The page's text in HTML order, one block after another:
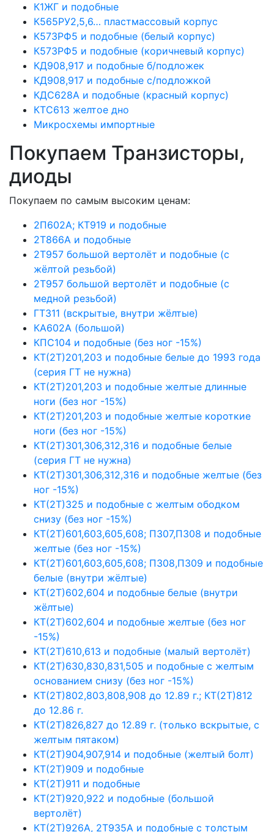
К1ЖГ и подобные
К565РУ2,5,6… пластмассовый корпус
К573РФ5 и подобные (белый корпус)
К573РФ5 и подобные (коричневый корпус)
КД908,917 и подобные б/подложек
КД908,917 и подобные с/подложкой
КДС628А и подобные (красный корпус)
КТС613 желтое дно
Микросхемы импортные
Покупаем Транзисторы,
диоды
Покупаем по самым высоким ценам:
2П602А; КТ919 и подобные
2Т866А и подобные
2Т957 большой вертолёт и подобные (с
жёлтой резьбой)
2Т957 большой вертолёт и подобные (с
медной резьбой)
ГТ311 (вскрытые, внутри жёлтые)
КА602А (большой)
КПС104 и подобные (без ног -15%)
КТ(2Т)201,203 и подобные белые до 1993 года
(серия ГТ не нужна)
КТ(2Т)201,203 и подобные желтые длинные
ноги (без ног -15%)
КТ(2Т)201,203 и подобные желтые короткие
ноги (без ног -15%)
КТ(2Т)301,306,312,316 и подобные белые
(серия ГТ не нужна)
КТ(2Т)301,306,312,316 и подобные желтые (без
ног -15%)
КТ(2Т)325 и подобные с желтым ободком
снизу (без ног -15%)
КТ(2Т)601,603,605,608; П307,П308 и подобные
желтые (без ног -15%)
КТ(2Т)601,603,605,608; П308,П309 и подобные
белые (внутри жёлтые)
КТ(2Т)602,604 и подобные белые (внутри
жёлтые)
КТ(2Т)602,604 и подобные желтые (без ног
-15%)
КТ(2Т)610,613 и подобные (малый вертолёт)
КТ(2Т)630,830,831,505 и подобные с желтым
основанием снизу (без ног -15%)
КТ(2Т)802,803,808,908 до 12.89 г.; КТ(2Т)812
до 12.86 г.
КТ(2Т)826,827 до 12.89 г. (только вскрытые, с
желтым пятаком)
КТ(2Т)904,907,914 и подобные (желтый болт)
КТ(2Т)909 и подобные
КТ(2Т)911 и подобные
КТ(2Т)920,922 и подобные (большой
вертолёт)
КТ(2Т)926А, 2Т935А и подобные с толстым